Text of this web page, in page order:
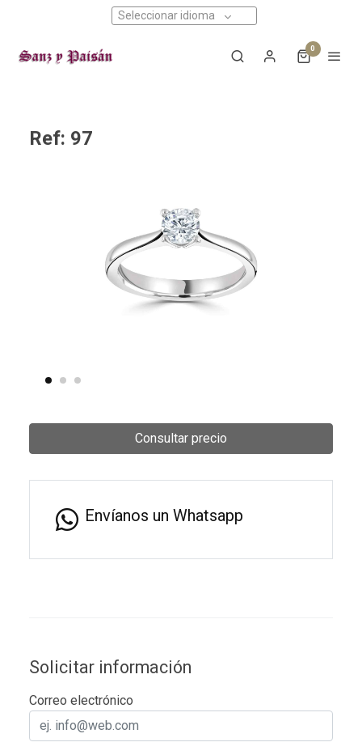
Seleccionar idioma
0
Ref: 97
Consultar precio
Envíanos un Whatsapp
Solicitar información
Correo electrónico